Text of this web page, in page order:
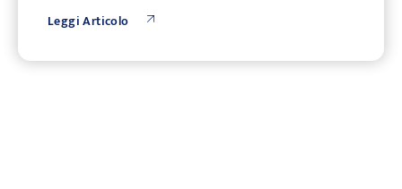
Leggi Articolo